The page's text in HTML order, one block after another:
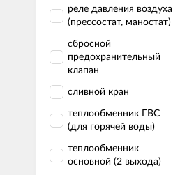
реле давления воздуха
(прессостат, маностат)
сбросной
предохранительный
клапан
сливной кран
теплообменник ГВС
(для горячей воды)
теплообменник
основной (2 выхода)